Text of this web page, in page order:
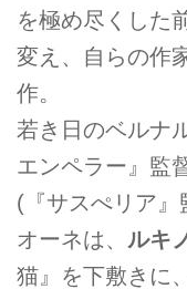
を極め尽くした
変え、自らの作
作。
若き日のベルナ
エンペラー』監
(『サスぺリア』
オーネは、 ルキ
猫』を下敷きに